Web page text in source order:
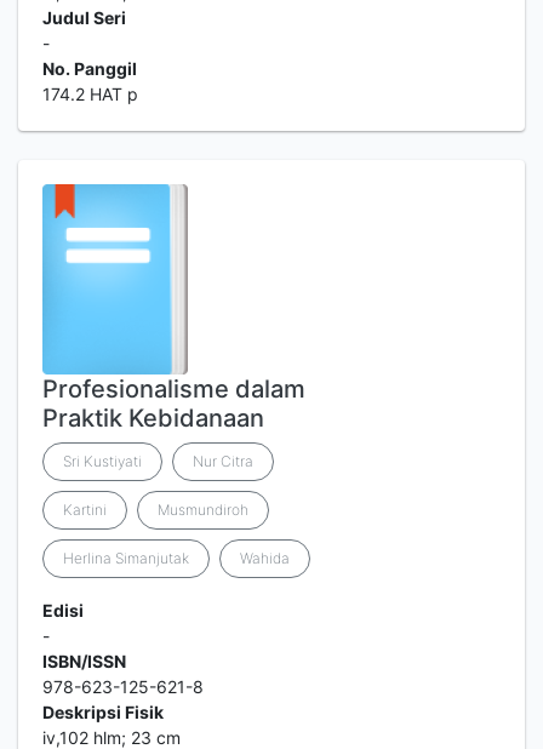
Judul Seri
-
No. Panggil
174.2 HAT p
Profesionalisme dalam
Praktik Kebidanaan
Sri Kustiyati Nur Citra
Kartini Musmundiroh
Herlina Simanjutak Wahida
Edisi
-
ISBN/ISSN
978-623-125-621-8
Deskripsi Fisik
iv,102 hlm; 23 cm